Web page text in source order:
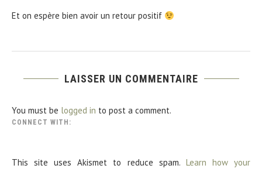
Et on espère bien avoir un retour positif
LAISSER UN COMMENTAIRE
You must be logged in to post a comment.
CONNECT WITH:
This site uses Akismet to reduce spam. Learn how your